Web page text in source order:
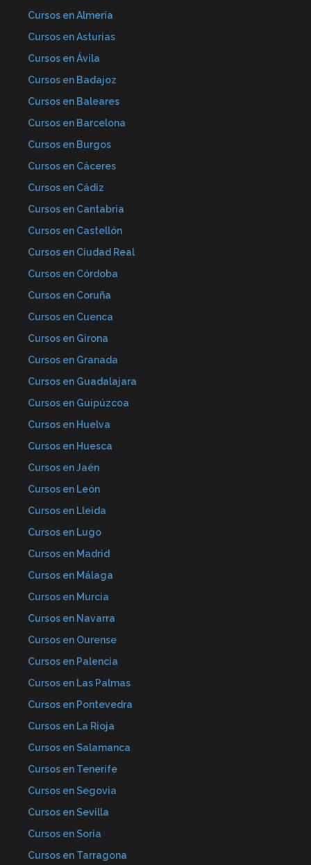
Cursos en Almería
Cursos en Asturias
Cursos en Ávila
Cursos en Badajoz
Cursos en Baleares
Cursos en Barcelona
Cursos en Burgos
Cursos en Cáceres
Cursos en Cádiz
Cursos en Cantabria
Cursos en Castellón
Cursos en Ciudad Real
Cursos en Córdoba
Cursos en Coruña
Cursos en Cuenca
Cursos en Girona
Cursos en Granada
Cursos en Guadalajara
Cursos en Guipúzcoa
Cursos en Huelva
Cursos en Huesca
Cursos en Jaén
Cursos en León
Cursos en Lleida
Cursos en Lugo
Cursos en Madrid
Cursos en Málaga
Cursos en Murcia
Cursos en Navarra
Cursos en Ourense
Cursos en Palencia
Cursos en Las Palmas
Cursos en Pontevedra
Cursos en La Rioja
Cursos en Salamanca
Cursos en Tenerife
Cursos en Segovia
Cursos en Sevilla
Cursos en Soria
Cursos en Tarragona